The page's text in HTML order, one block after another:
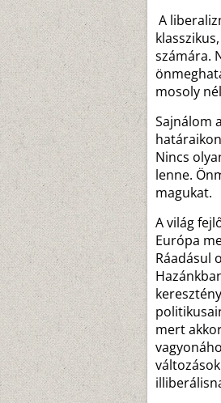
A
számára.
mosoly
Sajnálom
Nincs
lenne.
magukat.
A világ
Európa
Ráadásul
mert